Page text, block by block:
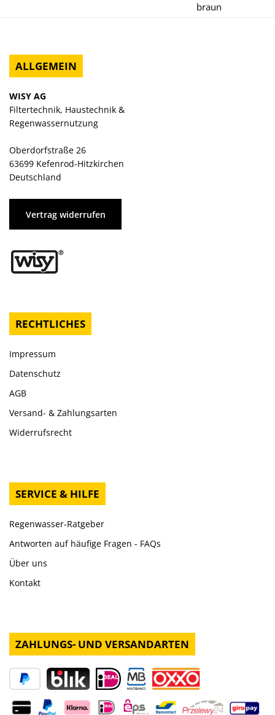
braun
ALLGEMEIN
WISY AG
Filtertechnik, Haustechnik &
Regenwassernutzung
Oberdorfstraße 26
63699 Kefenrod-Hitzkirchen
Deutschland
Vertrag widerrufen
RECHTLICHES
Impressum
Datenschutz
AGB
Versand- & Zahlungsarten
Widerrufsrecht
SERVICE & HILFE
Regenwasser-Ratgeber
Antworten auf häufige Fragen - FAQs
Über uns
Kontakt
ZAHLUNGS- UND VERSANDARTEN